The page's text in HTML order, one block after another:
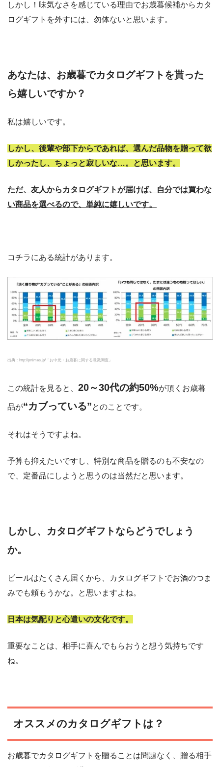
しかし！味気なさを感じている理由でお歳暮候補からカタ
ログギフトを外すには、勿体ないと思います。
あなたは、お歳暮でカタログギフトを貰った
ら嬉しいですか？
私は嬉しいです。
しかし、後輩や部下からであれば、選んだ品物を贈って欲
しかったし、ちょっと寂しいな…。と思います。
ただ、友人からカタログギフトが届けば、自分では買わな
い商品を選べるので、単純に嬉しいです。
コチラにある統計があります。
出典：http://prtimes.jp/「お中元・お歳暮に関する意識調査」
この統計を見ると、 20～30代の約50%が頂くお歳暮
品が“カブっている”とのことです。
それはそうですよね。
予算も抑えたいですし、特別な商品を贈るのも不安なの
で、定番品にしようと思うのは当然だと思います。
しかし、カタログギフトならどうでしょう
か。
ビールはたくさん届くから、カタログギフトでお酒のつま
みでも頼もうかな。と思いますよね。
日本は気配りと心遣いの文化です。
重要なことは、相手に喜んでもらおうと想う気持ちです
ね。
オススメのカタログギフトは？
お歳暮でカタログギフトを贈ることは問題なく、贈る相手